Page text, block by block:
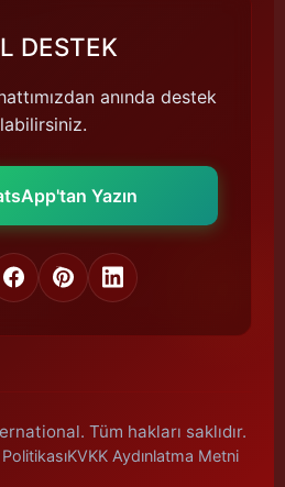
DESTEK
anında destek
Yazın
Tüm hakları saklıdır.
KVKK Aydınlatma Metni